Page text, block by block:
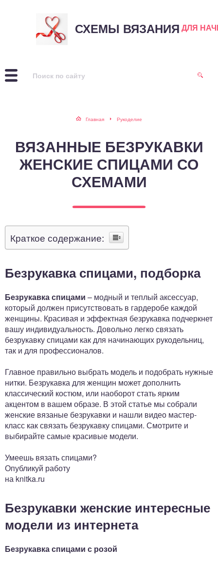
СХЕМЫ ВЯЗАНИЯ ДЛЯ
Главная Рукоделие
ВЯЗАННЫЕ БЕЗРУКАВКИ
ЖЕНСКИЕ СПИЦАМИ СО
СХЕМАМИ
Краткое содержание:
Безрукавка спицами, подборка
Безрукавка спицами – модный и теплый аксессуар,
который должен присутствовать в гардеробе каждой
женщины. Красивая и эффектная безрукавка подчеркнет
вашу индивидуальность. Довольно легко связать
безрукавку спицами как для начинающих рукодельниц,
так и для профессионалов.
Главное правильно выбрать модель и подобрать нужные
нитки. Безрукавка для женщин может дополнить
классический костюм, или наоборот стать ярким
акцентом в вашем образе. В этой статье мы собрали
женские вязаные безрукавки и нашли видео мастер-
класс как связать безрукавку спицами. Смотрите и
выбирайте самые красивые модели.
Умеешь вязать спицами?
Опубликуй работу
на knitka.ru
Безрукавки женские интересные
модели из интернета
Безрукавка спицами с розой